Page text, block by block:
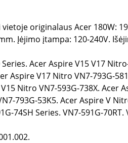
originalaus Acer 180W:
Įėjimo įtampa: 120-240V.
Series. Acer Aspire V15 V17
Aspire V17 Nitro VN7-793G-
Nitro VN7-593G-738X.
793G-53K5. Acer Aspire V
74SH Series. VN7-591G-